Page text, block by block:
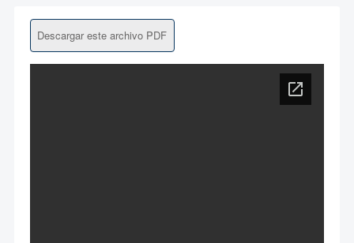
Descargar este archivo PDF